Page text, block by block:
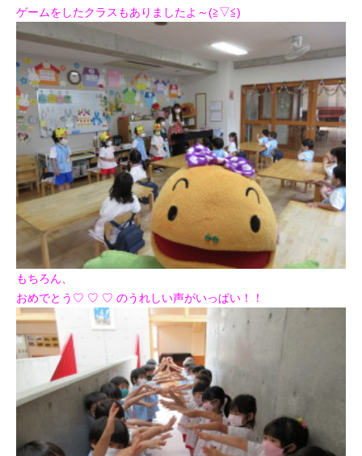
ゲームをしたクラスもありましたよ～(≧▽≦)
もちろん、
おめでとう♡ ♡ ♡ のうれしい声がいっぱい！！